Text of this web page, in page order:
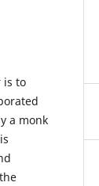
is to
a monk